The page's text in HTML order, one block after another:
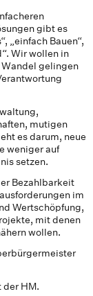
gibt es
„einfach Bauen“,
Wir wollen in
gelingen
mutigen
es darum, neue
weniger auf
setzen.
Bezahlbarkeit
im
Wertschöpfung,
mit denen
wollen.
der HM.